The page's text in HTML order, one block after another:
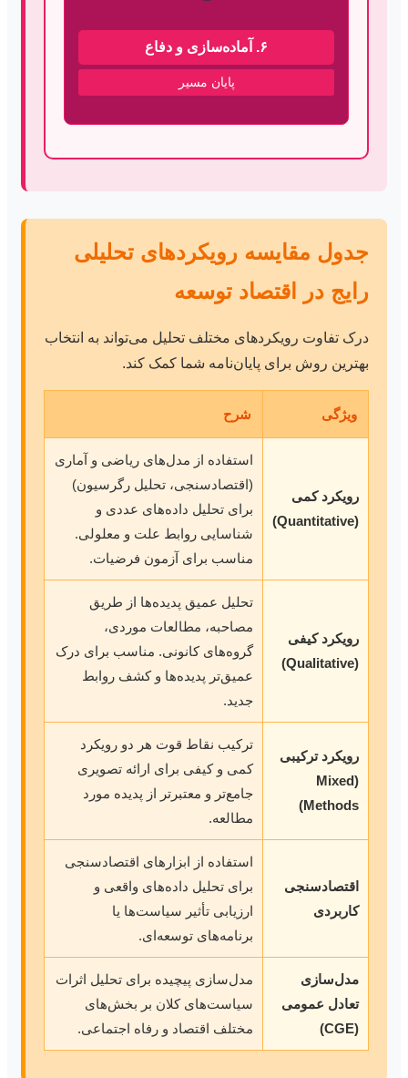
۶. آماده‌سازی و دفاع
پایان مسیر
جدول مقایسه رویکردهای تحلیلی
رایج در اقتصاد توسعه
درک تفاوت رویکردهای مختلف تحلیل می‌تواند به انتخاب
بهترین روش برای پایان‌نامه شما کمک کند.
ویژگی شرح
رویکرد کمی
(Quantitative)
استفاده از مدل‌های ریاضی و آماری
(اقتصادسنجی، تحلیل رگرسیون)
برای تحلیل داده‌های عددی و
شناسایی روابط علت و معلولی.
مناسب برای آزمون فرضیات.
رویکرد کیفی
(Qualitative)
تحلیل عمیق پدیده‌ها از طریق
مصاحبه، مطالعات موردی،
گروه‌های کانونی. مناسب برای درک
عمیق‌تر پدیده‌ها و کشف روابط
جدید.
رویکرد ترکیبی
(Mixed
Methods)
ترکیب نقاط قوت هر دو رویکرد
کمی و کیفی برای ارائه تصویری
جامع‌تر و معتبرتر از پدیده مورد
مطالعه.
اقتصادسنجی
کاربردی
استفاده از ابزارهای اقتصادسنجی
برای تحلیل داده‌های واقعی و
ارزیابی تأثیر سیاست‌ها یا
برنامه‌های توسعه‌ای.
مدل‌سازی
تعادل عمومی
(CGE)
مدل‌سازی پیچیده برای تحلیل اثرات
سیاست‌های کلان بر بخش‌های
مختلف اقتصاد و رفاه اجتماعی.